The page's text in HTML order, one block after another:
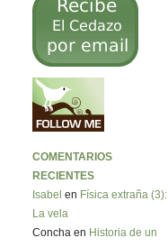
COMENTARIOS
RECIENTES
Isabel en Física extraña (3):
La vela
Concha en Historia de un